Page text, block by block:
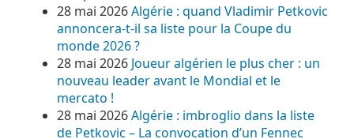
28 mai 2026Algérie : quand Vladimir Petkovic
annoncera-t-il sa liste pour la Coupe du
monde 2026 ?
28 mai 2026 Joueur algérien le plus cher : un
nouveau leader avant le Mondial et le
mercato !
28 mai 2026Algérie : imbroglio dans la liste
de Petkovic – La convocation d’un Fennec